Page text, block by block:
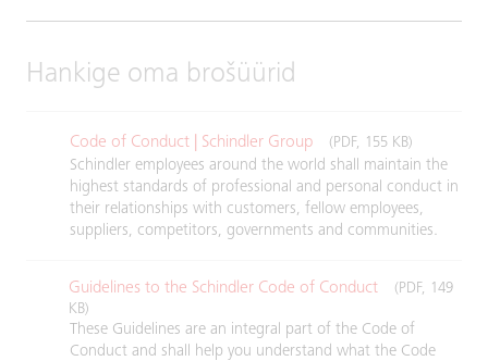
Hankige oma brošüürid
Code of Conduct | Schindler Group (PDF, 155 KB)
Schindler employees around the world shall maintain the
highest standards of professional and personal conduct in
their relationships with customers, fellow employees,
suppliers, competitors, governments and communities.
Guidelines to the Schindler Code of Conduct
(PDF, 149
KB)
These Guidelines are an integral part of the Code of
Conduct and shall help you understand what the Code